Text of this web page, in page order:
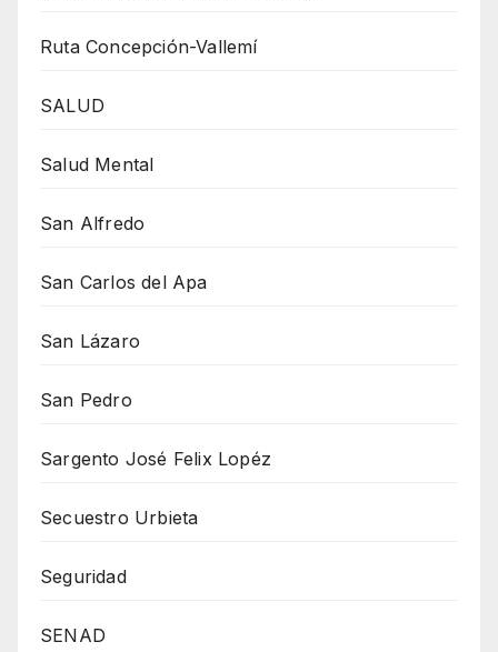
Ruta Concepción-Vallemí
SALUD
Salud Mental
San Alfredo
San Carlos del Apa
San Lázaro
San Pedro
Sargento José Felix Lopéz
Secuestro Urbieta
Seguridad
SENAD